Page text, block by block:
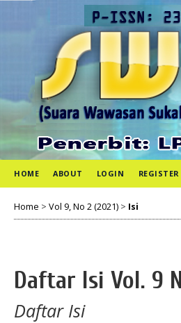
HOME ABOUT LOGIN REGISTER
Home > Vol 9, No 2 (2021) > Isi
Daftar Isi Vol. 9
Daftar Isi